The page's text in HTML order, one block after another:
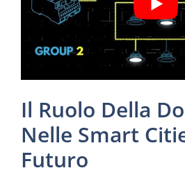
Il Ruolo Della
Nelle Smart
Futuro